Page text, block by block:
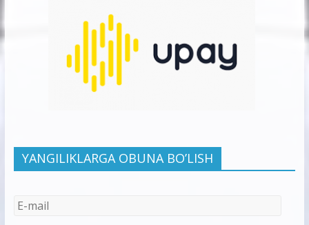
YANGILIKLARGA OBUNA BO’LISH